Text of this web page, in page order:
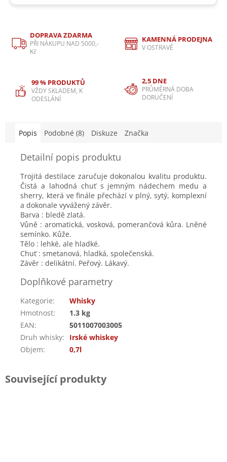
DOPRAVA ZDARMA
PŘI NÁKUPU NAD 5000,-
Kč
KAMENNÁ PRODEJNA
V OSTRAVĚ
99 % PRODUKTŮ
VŽDY SKLADEM, K
ODESLÁNÍ
2,5 DNE
PRŮMĚRNÁ DOBA
DORUČENÍ
Popis Podobné (8) Diskuze Značka
Detailní popis produktu
Trojitá destilace zaručuje dokonalou kvalitu produktu.
Čistá a lahodná chuť s jemným nádechem medu a
sherry, která ve finále přechází v plný, sytý, komplexní
a dokonale vyvážený závěr.
Barva : bledě zlatá.
Vůně : aromatická, vosková, pomerančová kůra. Lněné
semínko. Kůže.
Tělo : lehké, ale hladké.
Chuť : smetanová, hladká, společenská.
Závěr : delikátní. Peřový. Lákavý.
Doplňkové parametry
Kategorie:
Whisky
Hmotnost:
1.3 kg
EAN:
5011007003005
Druh whisky:
Irské whiskey
Objem: 0,7l
Související produkty